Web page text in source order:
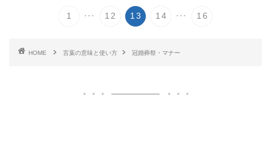
1 ... 12 13 14 ... 16
HOME 言葉の意味と使い方 冠婚葬祭・マナー